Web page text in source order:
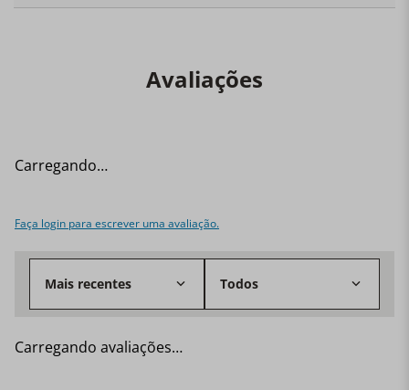
Avaliações
Carregando…
Faça login para escrever uma avaliação.
Mais recentes Todos
Carregando avaliações…